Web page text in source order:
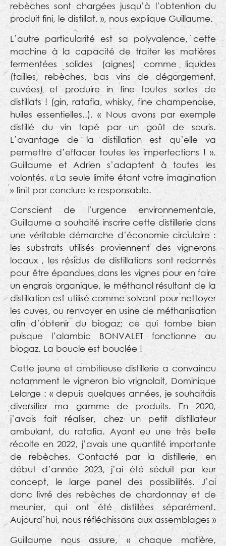
rebèches sont chargées jusqu’à l’obtention du
produit fini, le distillat. », nous explique Guillaume.
L’autre particularité est sa polyvalence, cette
machine à la capacité de traiter les matières
fermentées solides (aignes) comme liquides
(tailles, rebèches, bas vins de dégorgement,
cuvées) et produire in fine toutes sortes de
distillats ! (gin, ratafia, whisky, fine champenoise,
huiles essentielles..). « Nous avons par exemple
distillé du vin tapé par un goût de souris.
L’avantage de la distillation est qu’elle va
permettre d’effacer toutes les imperfections ! ».
Guillaume et Adrien s’adaptent à toutes les
volontés. « La seule limite étant votre imagination
» finit par conclure le responsable.
Conscient de l’urgence environnementale,
Guillaume a souhaité inscrire cette distillerie dans
une véritable démarche d’économie circulaire :
les substrats utilisés proviennent des vignerons
locaux , les résidus de distillations sont redonnés
pour être épandues dans les vignes pour en faire
un engrais organique, le méthanol résultant de la
distillation est utilisé comme solvant pour nettoyer
les cuves, ou renvoyer en usine de méthanisation
afin d’obtenir du biogaz; ce qui tombe bien
puisque l’alambic BONVALET fonctionne au
biogaz. La boucle est bouclée !
Cette jeune et ambitieuse distillerie a convaincu
notamment le vigneron bio vrignolait, Dominique
Lelarge : « depuis quelques années, je souhaitais
diversifier ma gamme de produits. En 2020,
j’avais fait réaliser, chez un petit distillateur
ambulant, du ratafia. Ayant eu une très belle
récolte en 2022, j’avais une quantité importante
de rebèches. Contacté par la distillerie, en
début d’année 2023, j’ai été séduit par leur
concept, le large panel des possibilités. J’ai
donc livré des rebèches de chardonnay et de
meunier, qui ont été distillées séparément.
Aujourd’hui, nous réfléchissons aux assemblages »
Guillaume nous assure, « chaque matière,